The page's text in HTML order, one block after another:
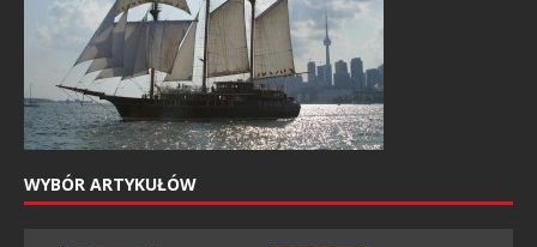
WYBÓR ARTYKUŁÓW